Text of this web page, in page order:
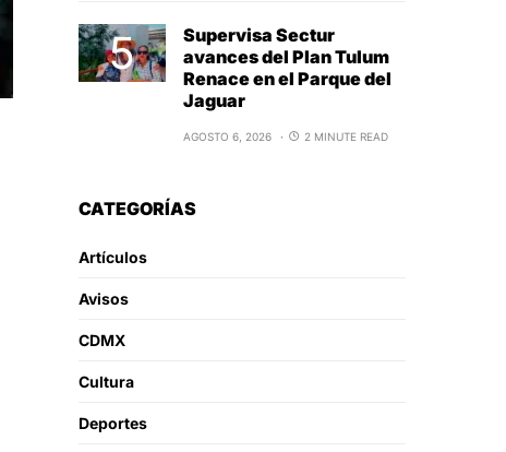
Supervisa Sectur
avances del Plan Tulum
Renace en el Parque del
Jaguar
AGOSTO 6, 2026 2 MINUTE READ
CATEGORÍAS
Artículos
Avisos
CDMX
Cultura
Deportes